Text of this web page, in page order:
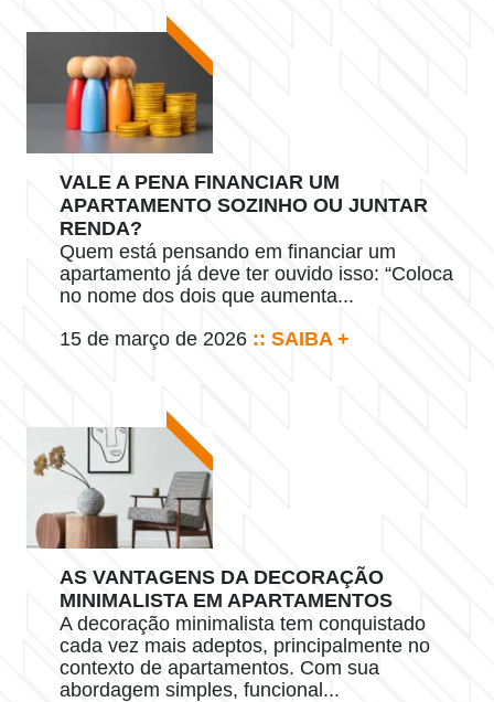
VALE A PENA FINANCIAR UM
APARTAMENTO SOZINHO OU JUNTAR
RENDA?
Quem está pensando em financiar um
apartamento já deve ter ouvido isso: “Coloca
no nome dos dois que aumenta...
15 de março de 2026 :: SAIBA +
AS VANTAGENS DA DECORAÇÃO
MINIMALISTA EM APARTAMENTOS
A decoração minimalista tem conquistado
cada vez mais adeptos, principalmente no
contexto de apartamentos. Com sua
abordagem simples, funcional...